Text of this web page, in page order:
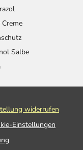
Salbe
widerrufen
Einstellungen